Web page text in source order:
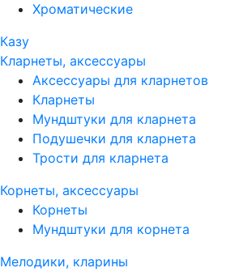
Хроматические
Казу
Кларнеты, аксессуары
Аксессуары для кларнетов
Кларнеты
Мундштуки для кларнета
Подушечки для кларнета
Трости для кларнета
Корнеты, аксессуары
Корнеты
Мундштуки для корнета
Мелодики, кларины